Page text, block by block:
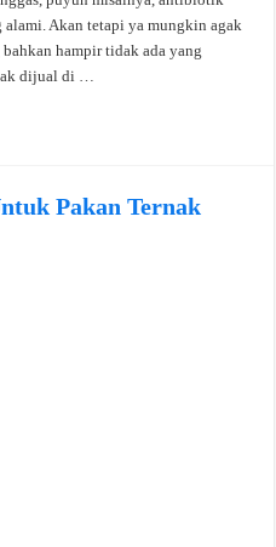
Akan tetapi ya mungkin agak
hampir tidak ada yang
dijual di …
Pakan Ternak